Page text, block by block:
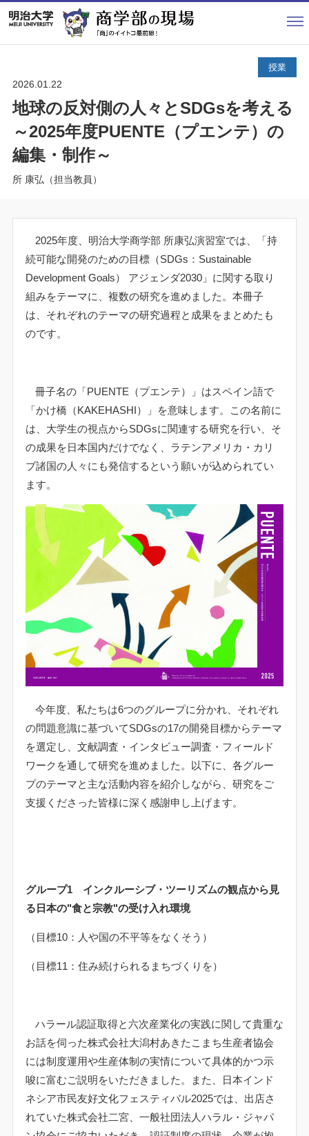
授業
2026.01.22
地球の反対側の人々とSDGsを考える
～2025年度PUENTE（プエンテ）の
編集・制作～
所 康弘（担当教員）
2025年度、明治大学商学部 所康弘演習室では、「持
続可能な開発のための目標（SDGs ： Sustainable
Development Goals） アジェンダ2030」に関する取り
組みをテーマに、複数の研究を進めました。本冊子
は、それぞれのテーマの研究過程と成果をまとめたも
のです。
冊子名の「PUENTE （プエンテ）」はスペイン語で
「かけ橋（KAKEHASHI）」を意味します。この名前に
は、大学生の視点からSDGsに関連する研究を行い、そ
の成果を日本国内だけでなく、ラテンアメリカ・カリ
ブ諸国の人々にも発信するという願いが込められてい
ます。
今年度、私たちは6つのグループに分かれ、それぞれ
の問題意識に基づいてSDGsの17の開発目標からテーマ
を選定し、文献調査・インタビュー調査・フィールド
ワークを通して研究を進めました。以下に、各グルー
プのテーマと主な活動内容を紹介しながら、研究をご
支援くださった皆様に深く感謝申し上げます。
グループ1インクルーシブ・ツーリズムの観点から見
る日本の"食と宗教"の受け入れ環境
（目標10：人や国の不平等をなくそう）
（目標11 ：住み続けられるまちづくりを）
ハラール認証取得と六次産業化の実践に関して貴重な
お話を伺った株式会社大潟村あきたこまち生産者協会
には制度運用や生産体制の実情について具体的かつ示
唆に富むご説明をいただきました。また、日本インド
ネシア市民友好文化フェスティバル2025では、出店さ
れていた株式会社二宮、一般社団法人ハラル・ジャパ
HOME
授業
ゼミ
学生生活
合格体験談
その他